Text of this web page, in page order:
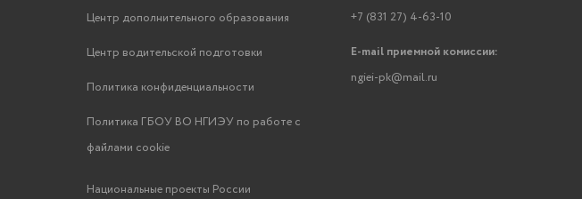
Центр дополнительного образования
Центр водительской подготовки
Политика конфиденциальности
Политика ГБОУ ВО НГИЭУ по работе с
файлами cookie
Национальные проекты России
+7 (831 27) 4-63-10
E-mail приемной комиссии:
ngiei-pk@mail.ru